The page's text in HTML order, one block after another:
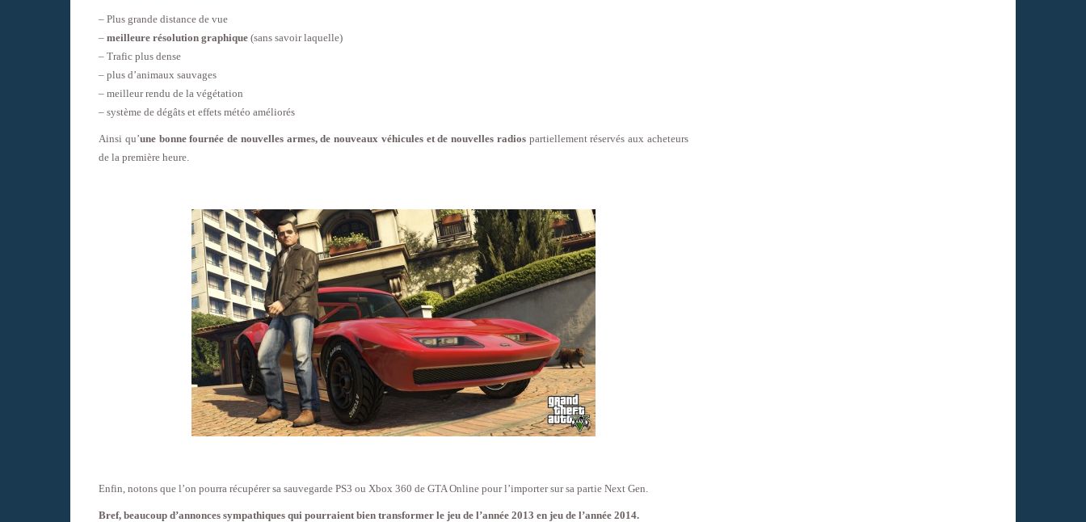
– Plus grande distance de vue
– meilleure résolution graphique (sans savoir laquelle)
– Trafic plus dense
– plus d’animaux sauvages
– meilleur rendu de la végétation
– système de dégâts et effets météo améliorés
Ainsi qu’une bonne fournée de nouvelles armes, de nouveaux véhicules et de nouvelles radiospartiellement réservés aux acheteurs
de la première heure.
Enfin, notons que l’on pourra récupérer sa sauvegarde PS3 ou Xbox 360 de GTA Online pour l’importer sur sa partie Next Gen.
Bref, beaucoup d’annonces sympathiques qui pourraient bien transformer le jeu de l’année 2013 en jeu de l’année 2014.